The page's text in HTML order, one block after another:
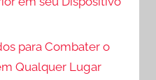
para Combater o
Qualquer Lugar